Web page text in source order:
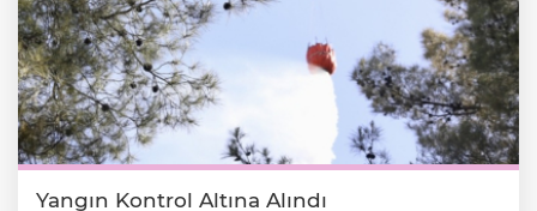
Yangın Kontrol Altına Alındı